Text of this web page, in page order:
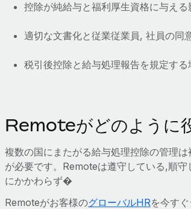
控除が純給与と福利厚生資格に与える
適切な文書化と従業従業員, 社員の同
税引後控除と給与処理報告を規定する
Remoteがどのように
複数の国にまたがる給与処理控除の管理
が必要です。Remoteは遵守している,順
にかかわらず‌‌‌‌‌‌‌‌‌‌‌‌‌‌‌‌‌‌‌‌‌‌‌‌‌‌‌‌‌‌‌‌‌‌‌‌‌‌‌‌‌‌‌‌‌‌‌‌‌‌‌‌‌‌‌‌‌‌‌‌‌‌‌‌‌‌‌‌‌‌‌‌‌‌‌‌‌‌‌‌‌‌‌‌‌‌‌‌‌‌‌‌‌‌‌‌‌‌‌‌‌‌‌‌‌‌‌‌‌‌‌‌‌‌‌‌‌‌‌‌‌‌‌‌‌‌‌‌‌‌‌‌‌‌‌‌‌‌‌‌‌‌‌‌‌‌‌‌‌‌‌‌‌‌‌‌�
Remoteがお客様のグローバルHRを今す